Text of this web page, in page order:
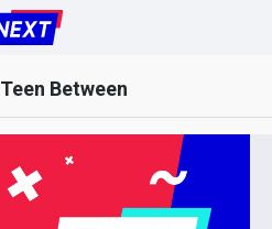
Teen Between